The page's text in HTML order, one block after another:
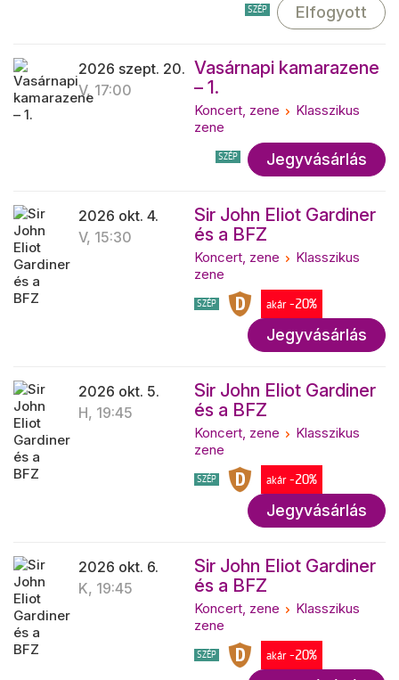
SZÉP Elfogyott
2026 szept. 20.
V, 17:00
Vasárnapi kamarazene
– 1.
Koncert, zene
Klasszikus
zene
SZÉP Jegyvásárlás
2026 okt. 4.
V, 15:30
Sir John Eliot Gardiner
és a BFZ
Koncert, zene
Klasszikus
zene
SZÉP akár-20%
Jegyvásárlás
2026 okt. 5.
H, 19:45
Sir John Eliot Gardiner
és a BFZ
Koncert, zene
Klasszikus
zene
SZÉP akár-20%
Jegyvásárlás
2026 okt. 6.
K, 19:45
Sir John Eliot Gardiner
és a BFZ
Koncert, zene
Klasszikus
zene
SZÉP akár-20%